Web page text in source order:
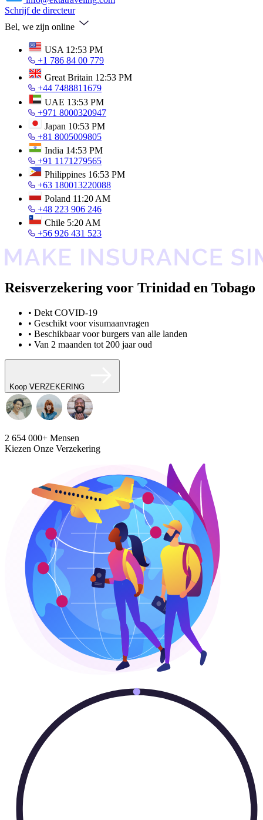
Schrijf de directeur
Bel, we zijn online
USA 12:53 PM
+1 786 84 00 779
Great Britain 12:53 PM
+44 7488811679
UAE 13:53 PM
+971 8000320947
Japan 10:53 PM
+81 8005009805
India 14:53 PM
+91 1171279565
Philippines 16:53 PM
+63 180013220088
Poland 11:20 AM
+48 223 906 246
Chile 5:20 AM
+56 926 431 523
Reisverzekering voor Trinidad en Tobago
• Dekt COVID-19
• Geschikt voor visumaanvragen
• Beschikbaar voor burgers van alle landen
• Van 2 maanden tot 200 jaar oud
Koop VERZEKERING
2 654 000+ Mensen
Kiezen Onze Verzekering